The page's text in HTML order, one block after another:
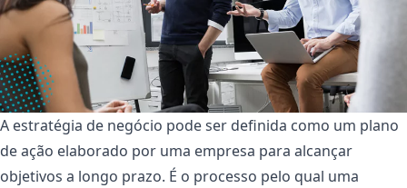
A estratégia de negócio pode ser definida como um plano
de ação elaborado por uma empresa para alcançar
objetivos a longo prazo. É o processo pelo qual uma